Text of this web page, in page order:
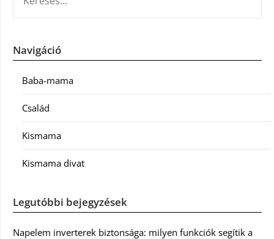
Navigáció
Baba-mama
Család
Kismama
Kismama divat
Legutóbbi bejegyzések
Napelem inverterek biztonsága: milyen funkciók segítik a